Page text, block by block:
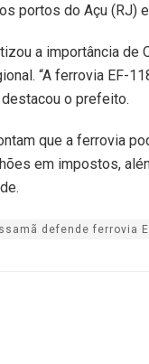
portos do Açu (RJ)
a importância de
“A ferrovia EF-
o prefeito.
que a ferrovia
em impostos,
defende ferrovia